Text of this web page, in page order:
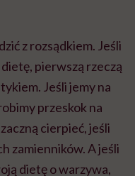
z rozsądkiem. Jeśli
pierwszą rzeczą
Jeśli jemy na
przeskok na
cierpieć, jeśli
zamienników. A jeśli
dietę o warzywa,